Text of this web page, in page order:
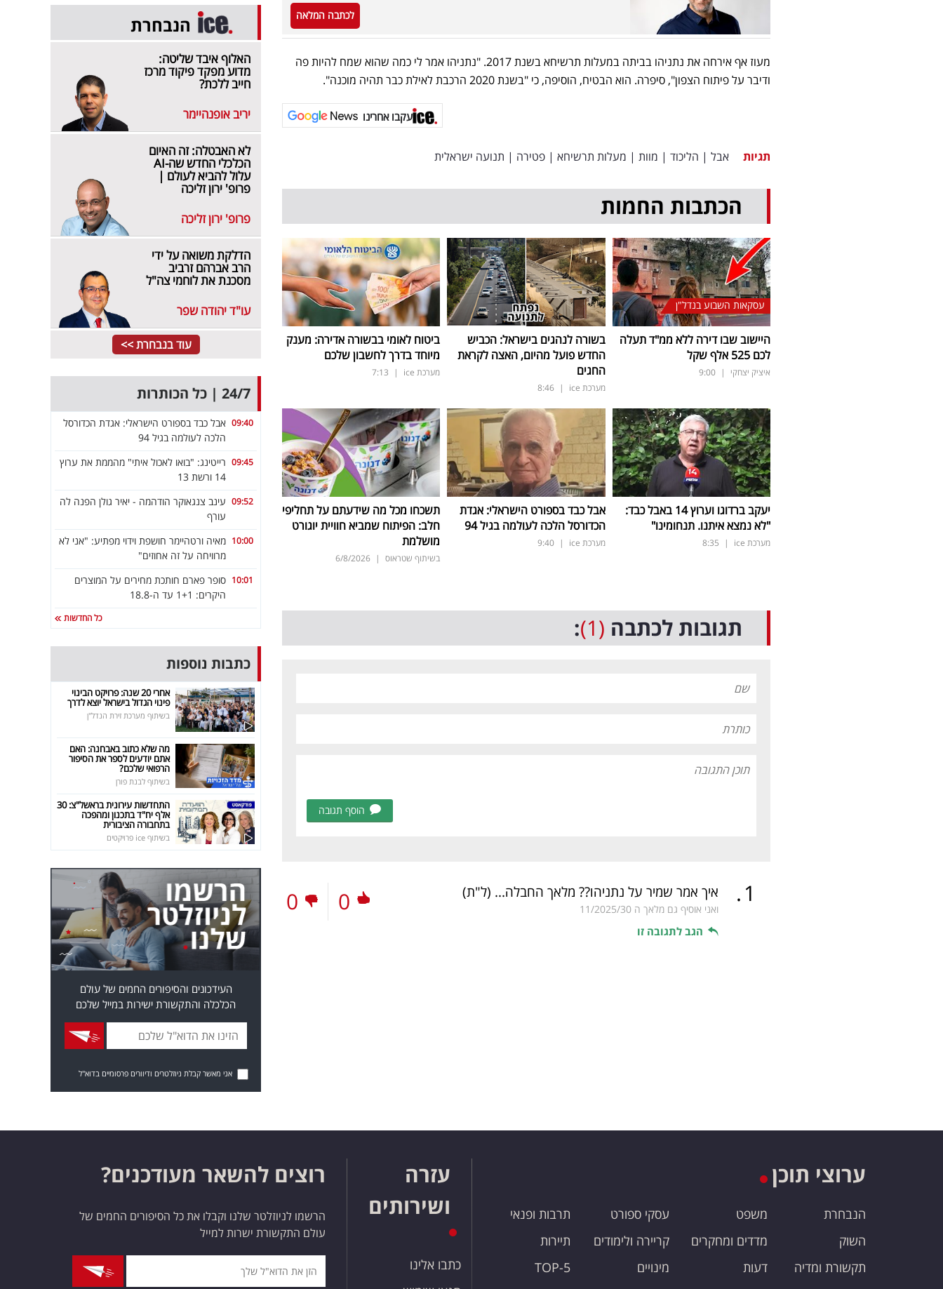
לכתבה המלאה
מעוז אף אירחה את נתניהו בביתה במעלות תרשיחא בשנת 2017. "נתניהו אמר לי כמה שהוא שמח להיות פה
ודיבר על פיתוח הצפון", סיפרה. הוא הבטיח, הוסיפה, כי "בשנת 2020 הרכבת לאילת כבר תהיה מוכנה".
עקבו אחרינו
תגיות אבל | הליכוד | מוות | מעלות תרשיחא | פטירה | תנועה ישראלית
הכתבות החמות
עסקאות השבוע בנדל"ן
היישוב שבו דירה ללא ממ"ד תעלה
לכם 525 אלף שקל
איציק יצחקי |
9:00
בשורה לנהגים בישראל: הכביש
החדש פועל מהיום, האצה לקראת
החגים
מערכת ice |
8:46
ביטוח לאומי בבשורה אדירה: מענק
מיוחד בדרך לחשבון שלכם
מערכת ice |
7:13
יעקב ברדוגו וערוץ 14 באבל כבד:
"לא נמצא איתנו. תנחומינו"
מערכת ice |
8:35
אבל כבד בספורט הישראלי: אגדת
הכדורסל הלכה לעולמה בגיל 94
מערכת ice |
9:40
תשכחו מכל מה שידעתם על תחליפי
חלב: הפיתוח שמביא חוויית יוגורט
מושלמת
בשיתוף שטראוס |
6/8/2026
תגובות לכתבה (1)
:
הוסף תגובה
1
. איך אמר שמיר על נתניהו?? מלאך החבלה... (ל"ת)
ואני אוסיף גם מלאך ה 11/2025/30
הגב לתגובה זו
0
0
הנבחרת
האלוף איבד שליטה:
מדוע מפקד פיקוד מרכז
חייב ללכת?
יריב אופנהיימר
לא האבטלה: זה האיום
הכלכלי החדש שה-AI
עלול להביא לעולם |
פרופ' ירון זליכה
פרופ' ירון זליכה
הדלקת משואה על ידי
הרב אברהם זרביב
מסכנת את לוחמי צה"ל
עו"ד יהודה שפר
עוד בנבחרת >>
24/7 | כל הכותרות
09:40 אבל כבד בספורט הישראלי: אגדת הכדורסל
הלכה לעולמה בגיל 94
09:45 רייטינג: "בואו לאכול איתי" מהממת את ערוץ
14 ורשת 13
09:52 עינב צנגאוקר הודהמה - יאיר גולן הפנה לה
עורף
10:00 מאיה ורטהיימר חושפת וידוי מפתיע: "אני לא
מרוויחה על זה אחוזים"
10:01 סופר פארם חותכת מחירים על המוצרים
היקרים: 1+1 עד ה-18.8
כל החדשות
כתבות נוספות
אחרי 20 שנה: פרויקט הבינוי
פינוי הגדול בישראל יוצא לדרך
בשיתוף מערכת זירת הנדל"ן
מה שלא כתוב באבחנה: האם
אתם יודעים לספר את הסיפור
הרפואי שלכם?
בשיתוף לבנת פורן
התחדשות עירונית בראשל"צ: 30
אלף יח"ד בתכנון ומהפכה
בתחבורה הציבורית
בשיתוף ice פרויקטים
העידכונים והסיפורים החמים של עולם
הכלכלה והתקשורת ישירות במייל שלכם
אני מאשר קבלת ניוזלטרים ודיוורים פרסומיים בדוא"ל
ערוצי תוכן
הנבחרת
השוק
תקשורת ומדיה
משפט
מדדים ומחקרים
דעות
עסקי ספורט
קריירה ולימודים
מינויים
תרבות ופנאי
תיירות
TOP-5
עזרה
ושירותים
כתבו אלינו
רוצים להשאר מעודכנים?
הרשמו לניוזלטר שלנו וקבלו את כל הסיפורים החמים של
עולם התקשורת ישרות למייל